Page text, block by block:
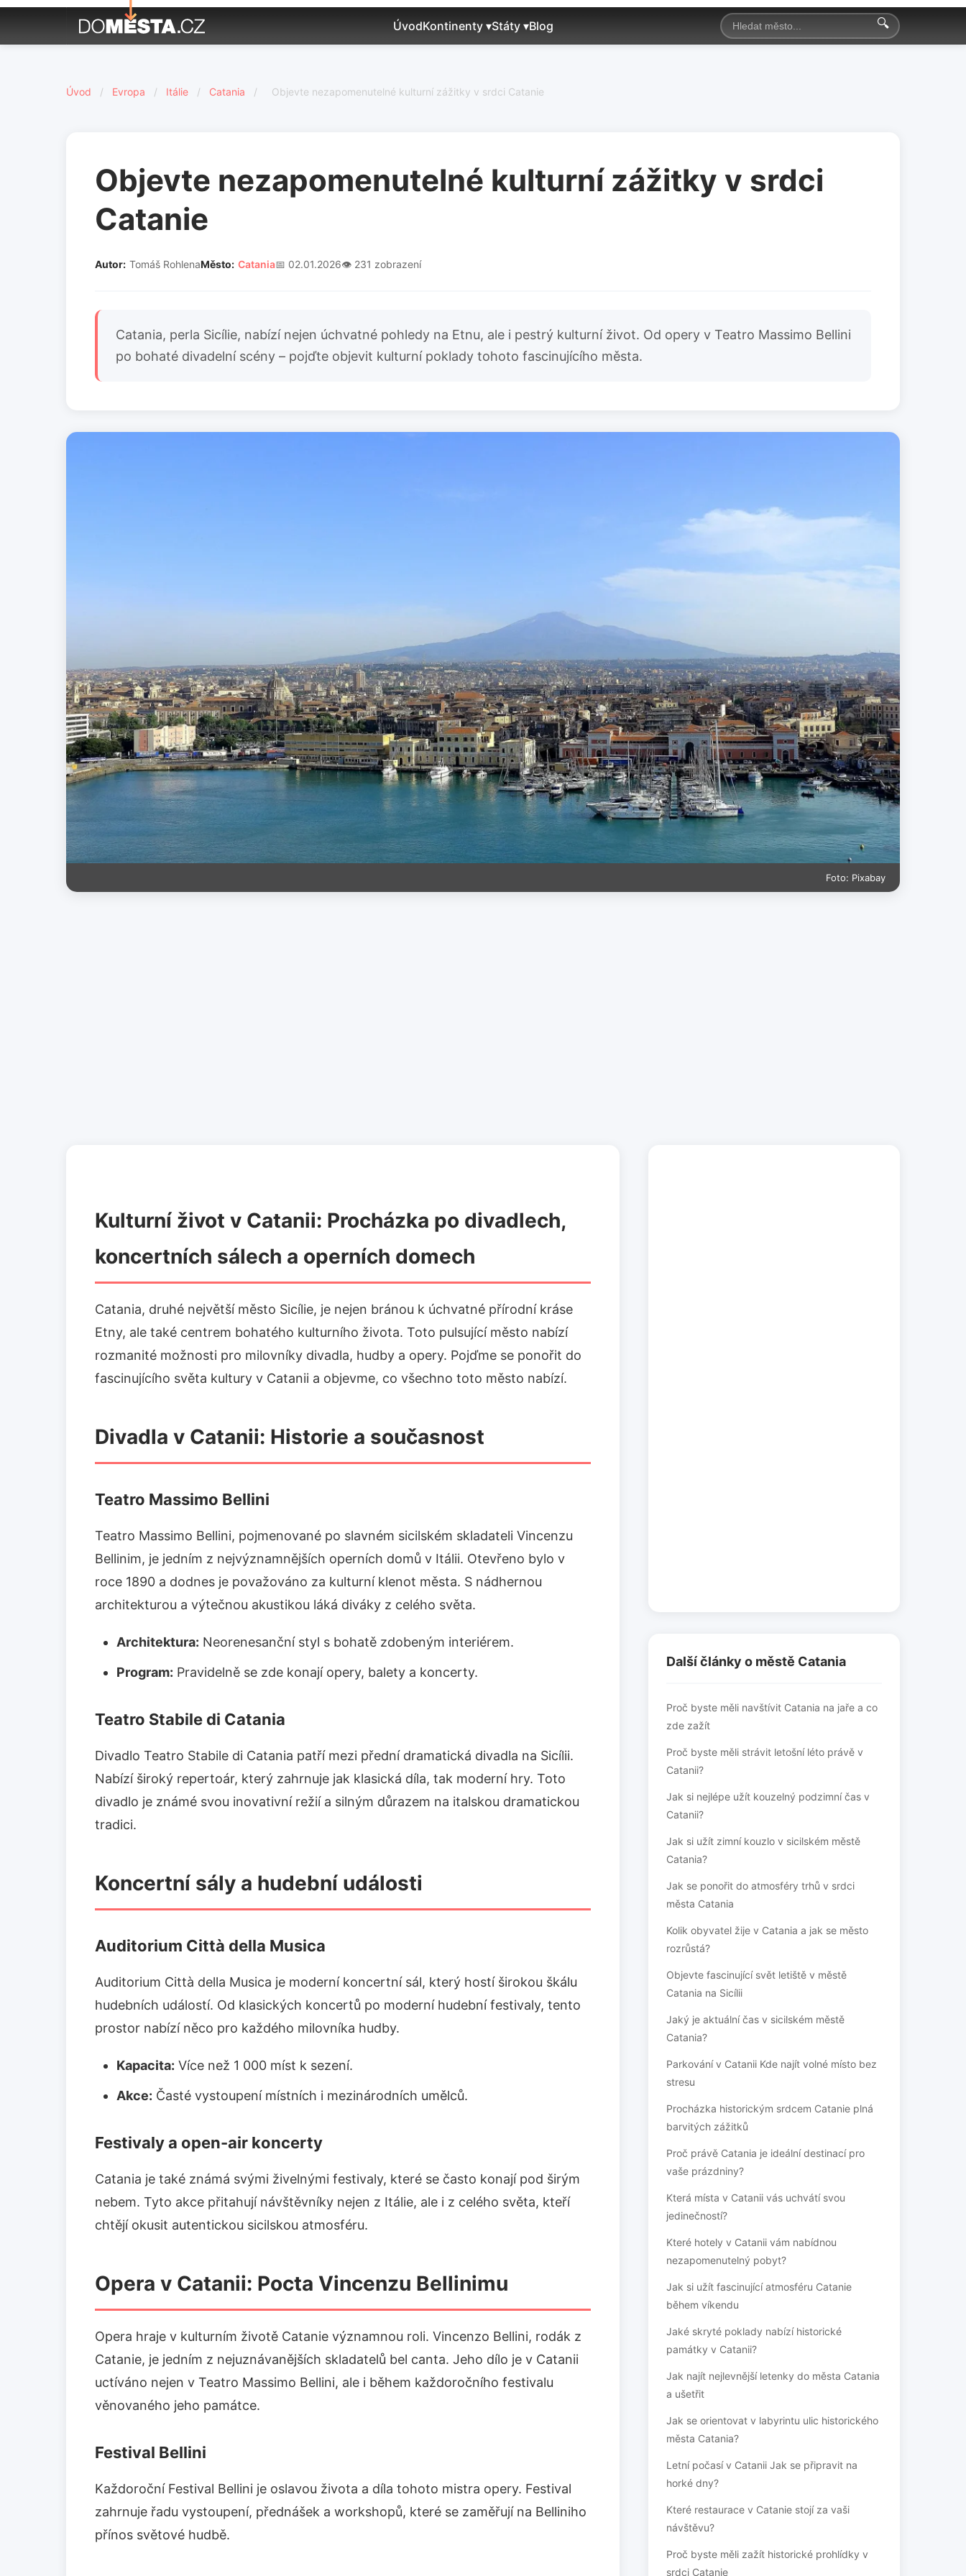
ÚvodKontinenty ▾Státy ▾Blog 🔍
Úvod / Evropa / Itálie / Catania / Objevte nezapomenutelné kulturní zážitky v srdci Catanie
Objevte nezapomenutelné kulturní zážitky v srdci
Catanie
Autor: Tomáš RohlenaMěsto: Catania📅 02.01.2026👁️ 231 zobrazení
Catania, perla Sicílie, nabízí nejen úchvatné pohledy na Etnu, ale i pestrý kulturní život. Od opery v Teatro Massimo Bellini
po bohaté divadelní scény – pojďte objevit kulturní poklady tohoto fascinujícího města.
Foto: Pixabay
Kulturní život v Catanii: Procházka po divadlech,
koncertních sálech a operních domech
Catania, druhé největší město Sicílie, je nejen bránou k úchvatné přírodní kráse
Etny, ale také centrem bohatého kulturního života. Toto pulsující město nabízí
rozmanité možnosti pro milovníky divadla, hudby a opery. Pojďme se ponořit do
fascinujícího světa kultury v Catanii a objevme, co všechno toto město nabízí.
Divadla v Catanii: Historie a současnost
Teatro Massimo Bellini
Teatro Massimo Bellini, pojmenované po slavném sicilském skladateli Vincenzu
Bellinim, je jedním z nejvýznamnějších operních domů v Itálii. Otevřeno bylo v
roce 1890 a dodnes je považováno za kulturní klenot města. S nádhernou
architekturou a výtečnou akustikou láká diváky z celého světa.
Architektura: Neorenesanční styl s bohatě zdobeným interiérem.
Program: Pravidelně se zde konají opery, balety a koncerty.
Teatro Stabile di Catania
Divadlo Teatro Stabile di Catania patří mezi přední dramatická divadla na Sicílii.
Nabízí široký repertoár, který zahrnuje jak klasická díla, tak moderní hry. Toto
divadlo je známé svou inovativní režií a silným důrazem na italskou dramatickou
tradici.
Koncertní sály a hudební události
Auditorium Città della Musica
Auditorium Città della Musica je moderní koncertní sál, který hostí širokou škálu
hudebních událostí. Od klasických koncertů po moderní hudební festivaly, tento
prostor nabízí něco pro každého milovníka hudby.
Kapacita: Více než 1 000 míst k sezení.
Akce: Časté vystoupení místních i mezinárodních umělců.
Festivaly a open-air koncerty
Catania je také známá svými živelnými festivaly, které se často konají pod širým
nebem. Tyto akce přitahují návštěvníky nejen z Itálie, ale i z celého světa, kteří
chtějí okusit autentickou sicilskou atmosféru.
Opera v Catanii: Pocta Vincenzu Bellinimu
Opera hraje v kulturním životě Catanie významnou roli. Vincenzo Bellini, rodák z
Catanie, je jedním z nejuznávanějších skladatelů bel canta. Jeho dílo je v Catanii
uctíváno nejen v Teatro Massimo Bellini, ale i během každoročního festivalu
věnovaného jeho památce.
Festival Bellini
Každoroční Festival Bellini je oslavou života a díla tohoto mistra opery. Festival
zahrnuje řadu vystoupení, přednášek a workshopů, které se zaměřují na Belliniho
přínos světové hudbě.
Další články o městě Catania
Proč byste měli navštívit Catania na jaře a co
zde zažít
Proč byste měli strávit letošní léto právě v
Catanii?
Jak si nejlépe užít kouzelný podzimní čas v
Catanii?
Jak si užít zimní kouzlo v sicilském městě
Catania?
Jak se ponořit do atmosféry trhů v srdci
města Catania
Kolik obyvatel žije v Catania a jak se město
rozrůstá?
Objevte fascinující svět letiště v městě
Catania na Sicílii
Jaký je aktuální čas v sicilském městě
Catania?
Parkování v Catanii Kde najít volné místo bez
stresu
Procházka historickým srdcem Catanie plná
barvitých zážitků
Proč právě Catania je ideální destinací pro
vaše prázdniny?
Která místa v Catanii vás uchvátí svou
jedinečností?
Které hotely v Catanii vám nabídnou
nezapomenutelný pobyt?
Jak si užít fascinující atmosféru Catanie
během víkendu
Jaké skryté poklady nabízí historické
památky v Catanii?
Jak najít nejlevnější letenky do města Catania
a ušetřit
Jak se orientovat v labyrintu ulic historického
města Catania?
Letní počasí v Catanii Jak se připravit na
horké dny?
Které restaurace v Catanie stojí za vaši
návštěvu?
Proč byste měli zažít historické prohlídky v
srdci Catanie